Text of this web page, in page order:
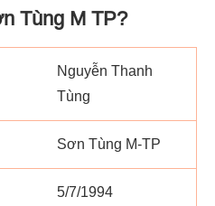
Tùng M TP?
Nguyễn Thanh
Tùng
Sơn Tùng M-TP
5/7/1994